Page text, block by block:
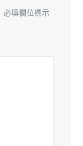
必填欄位標示